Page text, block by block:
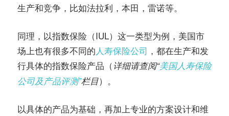
生产和竞争，比如法拉利，本田，雷诺等。
同理，以指数保险（IUL）这一类型为例，美国市
场上也有很多不同的 人寿保险公司 ，都在生产和发
行具体的指数保险产品（详细请查阅“美国人寿保险
公司及产品评测”栏目）。
以具体的产品为基础，再加上专业的方案设计和维